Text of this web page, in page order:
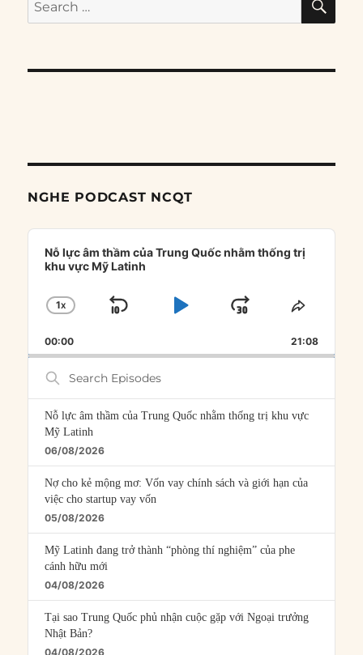
for:
NGHE PODCAST NCQT
Audio
Player
Nỗ lực âm thầm của Trung Quốc nhằm thống trị
khu vực Mỹ Latinh
CHANGE
RATE
1X
SKIP
PLAYJUMP
FORWARD
SHARE
00:00 21:08
Search
Episodes
Nỗ lực âm thầm của Trung Quốc nhằm thống trị khu vực
Mỹ Latinh
06/08/2026
Nợ cho kẻ mộng mơ: Vốn vay chính sách và giới hạn của
việc cho startup vay vốn
05/08/2026
Mỹ Latinh đang trở thành “phòng thí nghiệm” của phe
cánh hữu mới
04/08/2026
Tại sao Trung Quốc phủ nhận cuộc gặp với Ngoại trưởng
Nhật Bản?
04/08/2026